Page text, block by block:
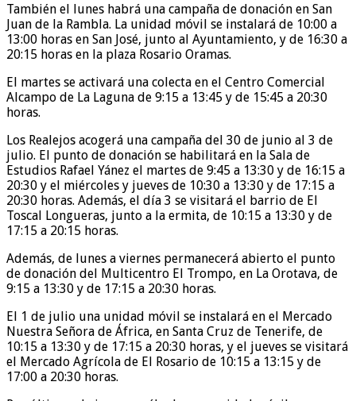
También el lunes habrá una campaña de donación en San
Juan de la Rambla. La unidad móvil se instalará de 10:00 a
13:00 horas en San José, junto al Ayuntamiento, y de 16:30 a
20:15 horas en la plaza Rosario Oramas.
El martes se activará una colecta en el Centro Comercial
Alcampo de La Laguna de 9:15 a 13:45 y de 15:45 a 20:30
horas.
Los Realejos acogerá una campaña del 30 de junio al 3 de
julio. El punto de donación se habilitará en la Sala de
Estudios Rafael Yánez el martes de 9:45 a 13:30 y de 16:15 a
20:30 y el miércoles y jueves de 10:30 a 13:30 y de 17:15 a
20:30 horas. Además, el día 3 se visitará el barrio de El
Toscal Longueras, junto a la ermita, de 10:15 a 13:30 y de
17:15 a 20:15 horas.
Además, de lunes a viernes permanecerá abierto el punto
de donación del Multicentro El Trompo, en La Orotava, de
9:15 a 13:30 y de 17:15 a 20:30 horas.
El 1 de julio una unidad móvil se instalará en el Mercado
Nuestra Señora de África, en Santa Cruz de Tenerife, de
10:15 a 13:30 y de 17:15 a 20:30 horas, y el jueves se visitará
el Mercado Agrícola de El Rosario de 10:15 a 13:15 y de
17:00 a 20:30 horas.